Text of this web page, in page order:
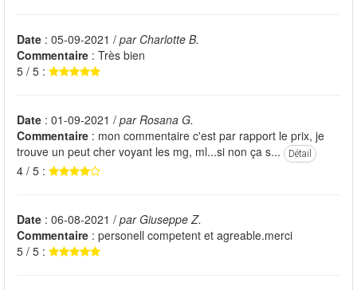
Date : 05-09-2021 / par Charlotte B.
Commentaire : Très bien
5 / 5 :
Date : 01-09-2021 / par Rosana G.
Commentaire : mon commentaire c'est par rapport le prix, je
trouve un peut cher voyant les mg, ml...si non ça s...
Détail
4 / 5 :
Date : 06-08-2021 / par Giuseppe Z.
Commentaire : personell competent et agreable.merci
5 / 5 :